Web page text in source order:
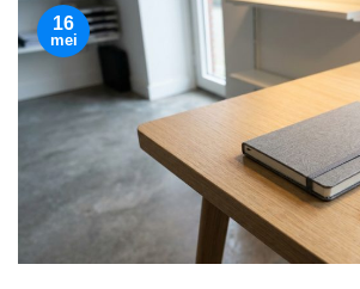
16
mei